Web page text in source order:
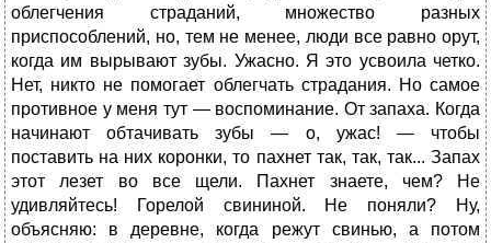
облегчения страданий, множество разных
приспособлений, но, тем не менее, люди все равно орут,
когда им вырывают зубы. Ужасно. Я это усвоила четко.
Нет, никто не помогает облегчать страдания. Но самое
противное у меня тут — воспоминание. От запаха. Когда
начинают обтачивать зубы — о, ужас! — чтобы
поставить на них коронки, то пахнет так, так, так... Запах
этот лезет во все щели. Пахнет знаете, чем? Не
удивляйтесь! Горелой свининой. Не поняли? Ну,
объясняю: в деревне, когда режут свинью, а потом